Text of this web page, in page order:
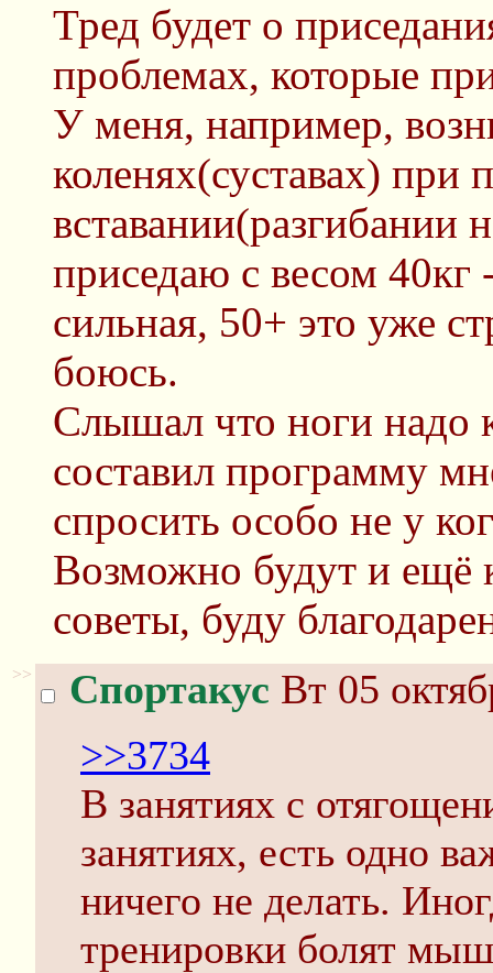
Тред будет о
проблемах, которые
У меня, например,
коленях(суставах) при
вставании(разгибании
приседаю с весом 40кг
сильная, 50+ это уже
боюсь.
Слышал что ноги надо
составил программу
спросить особо не у
Возможно будут и ещё
советы, буду
>> Спортакус Вт 05
>>3734
В занятиях с
занятиях, есть одно
ничего не делать.
тренировки болят